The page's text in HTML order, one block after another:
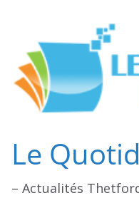
contenu
Le
– Actualités